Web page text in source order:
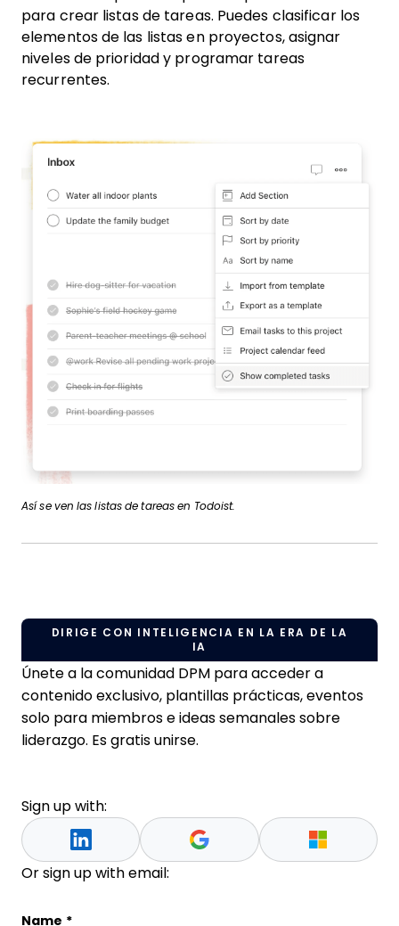
para crear listas de tareas. Puedes clasificar los
elementos de las listas en proyectos, asignar
niveles de prioridad y programar tareas
recurrentes.
Así se ven las listas de tareas en Todoist.
DIRIGE CON INTELIGENCIA EN LA ERA DE LA
IA
Únete a la comunidad DPM para acceder a
contenido exclusivo, plantillas prácticas, eventos
solo para miembros e ideas semanales sobre
liderazgo. Es gratis unirse.
Sign up with:
Or sign up with email:
URL
Name *